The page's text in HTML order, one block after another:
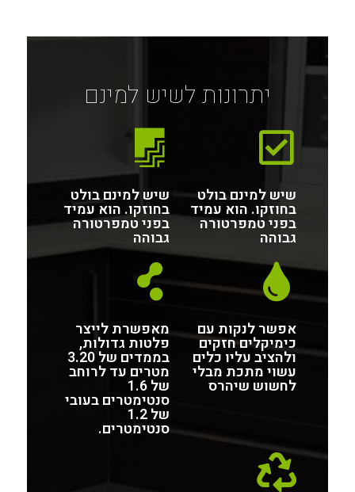
יתרונות לשיש למינם
שיש למינם בולט
בחוזקו. הוא עמיד
בפני טמפרטורה
גבוהה
שיש למינם בולט
בחוזקו. הוא עמיד
בפני טמפרטורה
גבוהה
אפשר לנקות עם
כימיקלים חזקים
ולהציב עליו כלים
עשוי מתכת מבלי
לחשוש שיהרס
מאפשרת לייצר
פלטות גדולות,
בממדים של 3.20
מטרים עד לרוחב
של 1.6
סנטימטרים בעובי
של 1.2
סנטימטרים.